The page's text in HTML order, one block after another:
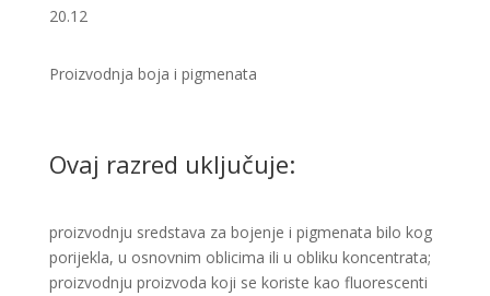
20.12
Proizvodnja boja i pigmenata ​
Ovaj razred uključuje:
​proizvodnju sredstava za bojenje i pigmenata bilo kog
porijekla, u osnovnim oblicima ili u obliku koncentrata;
proizvodnju proizvoda koji se koriste kao fluorescenti